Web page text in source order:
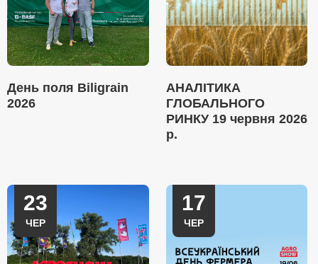
День поля Biligrain
2026
АНАЛІТИКА
ГЛОБАЛЬНОГО
РИНКУ 19 червня 2026
р.
23
ЧЕР
17
ЧЕР